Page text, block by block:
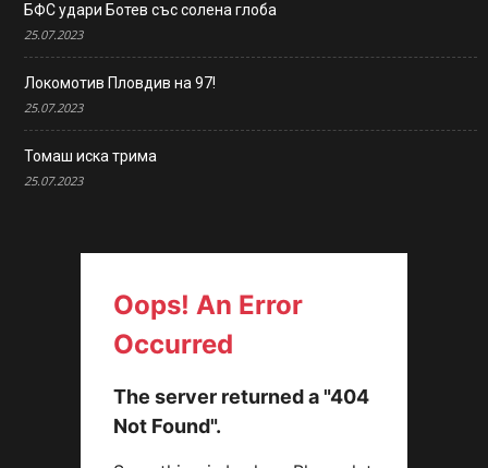
БФС удари Ботев със солена глоба
25.07.2023
Локомотив Пловдив на 97!
25.07.2023
Томаш иска трима
25.07.2023